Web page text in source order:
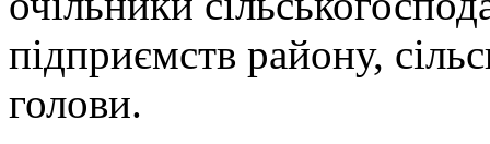
підприємств району,
голови.